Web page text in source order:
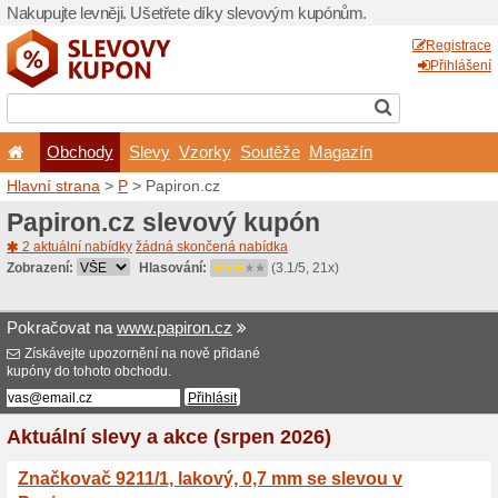
Nakupujte levněji.
Obchody
Hlavní strana>P>